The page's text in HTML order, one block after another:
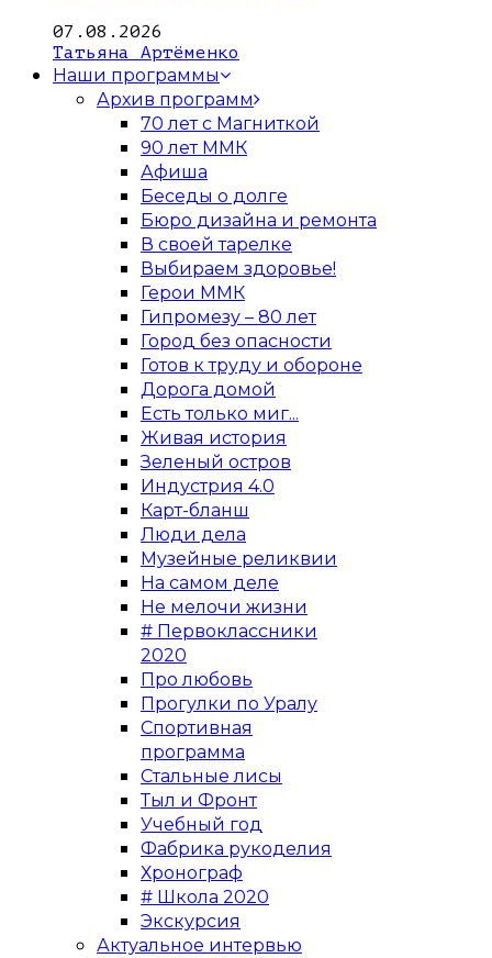
07.08.2026
Татьяна Артёменко
Наши программы
Архив программ
70 лет с Магниткой
90 лет ММК
Афиша
Беседы о долге
Бюро дизайна и ремонта
В своей тарелке
Выбираем здоровье!
Герои ММК
Гипромезу – 80 лет
Город без опасности
Готов к труду и обороне
Дорога домой
Есть только миг...
Живая история
Зеленый остров
Индустрия 4.0
Карт-бланш
Люди дела
Музейные реликвии
На самом деле
Не мелочи жизни
# Первоклассники
2020
Про любовь
Прогулки по Уралу
Спортивная
программа
Стальные лисы
Тыл и Фронт
Учебный год
Фабрика рукоделия
Хронограф
# Школа 2020
Экскурсия
Актуальное интервью